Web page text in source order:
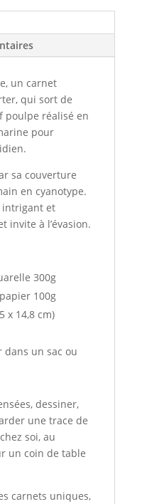
un carnet
qui sort de
poulpe réalisé en
pour
sa couverture
en cyanotype.
intrigant et
invite à l’évasion.
300g
100g
x 14,8 cm)
dans un sac ou
dessiner,
une trace de
soi, au
un coin de table
carnets uniques,